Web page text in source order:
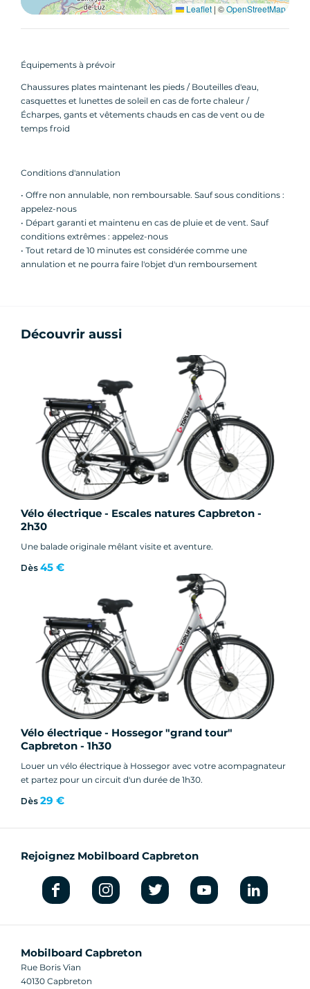
Leaflet | ©OpenStreetMap
Équipements à prévoir
Chaussures plates maintenant les pieds / Bouteilles d'eau,
casquettes et lunettes de soleil en cas de forte chaleur /
Écharpes, gants et vêtements chauds en cas de vent ou de
temps froid
Conditions d'annulation
• Offre non annulable, non remboursable. Sauf sous conditions :
appelez-nous
• Départ garanti et maintenu en cas de pluie et de vent. Sauf
conditions extrêmes : appelez-nous
• Tout retard de 10 minutes est considérée comme une
annulation et ne pourra faire l'objet d'un remboursement
Découvrir aussi
Vélo électrique - Escales natures Capbreton -
2h30
Une balade originale mêlant visite et aventure.
Dès 45 €
Vélo électrique - Hossegor "grand tour"
Capbreton - 1h30
Louer un vélo électrique à Hossegor avec votre acompagnateur
et partez pour un circuit d'un durée de 1h30.
Dès 29 €
Rejoignez Mobilboard Capbreton
Mobilboard Capbreton
Rue Boris Vian
40130 Capbreton